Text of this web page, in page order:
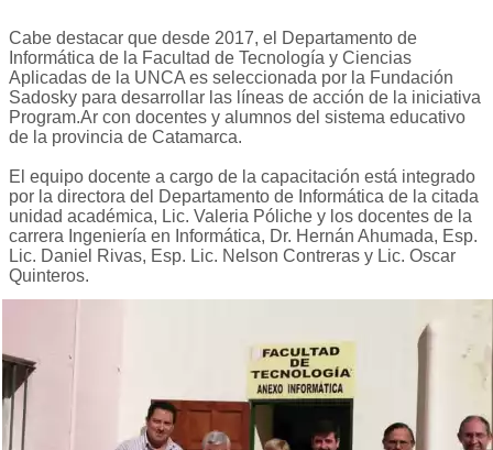
Cabe destacar que desde 2017, el Departamento de
Informática de la Facultad de Tecnología y Ciencias
Aplicadas de la UNCA es seleccionada por la Fundación
Sadosky para desarrollar las líneas de acción de la iniciativa
Program.Ar con docentes y alumnos del sistema educativo
de la provincia de Catamarca.
El equipo docente a cargo de la capacitación está integrado
por la directora del Departamento de Informática de la citada
unidad académica, Lic. Valeria Póliche y los docentes de la
carrera Ingeniería en Informática, Dr. Hernán Ahumada, Esp.
Lic. Daniel Rivas, Esp. Lic. Nelson Contreras y Lic. Oscar
Quinteros.